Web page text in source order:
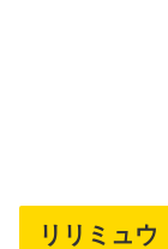
リリミュ